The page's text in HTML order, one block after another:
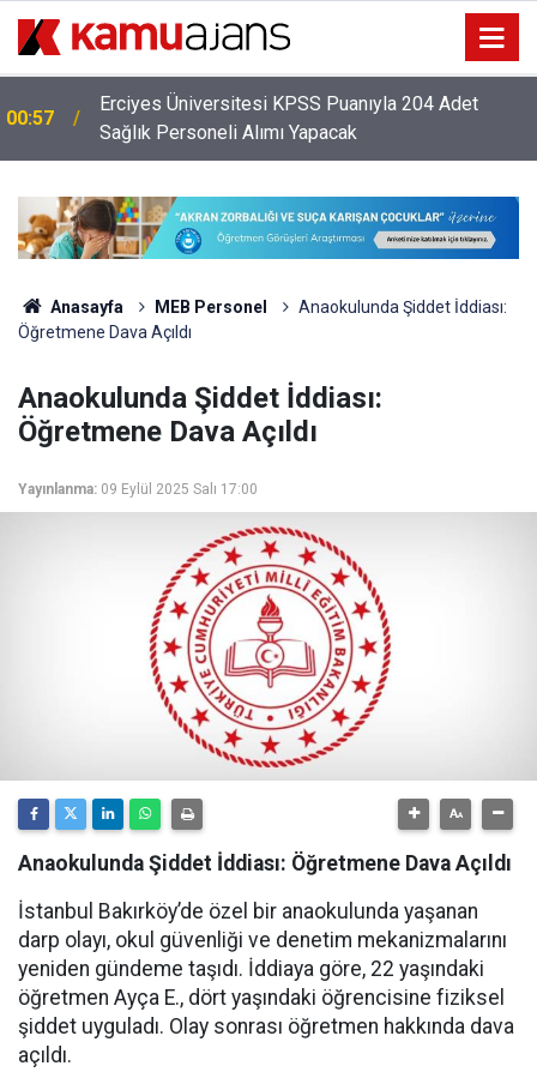
00:57
Erciyes Üniversitesi KPSS Puanıyla 204 Adet
Sağlık Personeli Alımı Yapacak
Anasayfa MEB Personel
Anaokulunda Şiddet İddiası:
Öğretmene Dava Açıldı
Anaokulunda Şiddet İddiası:
Öğretmene Dava Açıldı
Yayınlanma: 09 Eylül 2025 Salı 17:00
Anaokulunda Şiddet İddiası: Öğretmene Dava Açıldı
İstanbul Bakırköy’de özel bir anaokulunda yaşanan
darp olayı, okul güvenliği ve denetim mekanizmalarını
yeniden gündeme taşıdı. İddiaya göre, 22 yaşındaki
öğretmen Ayça E., dört yaşındaki öğrencisine fiziksel
şiddet uyguladı. Olay sonrası öğretmen hakkında dava
açıldı.